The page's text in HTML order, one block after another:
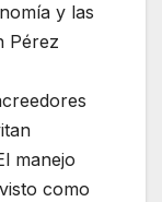
y las
Pérez
manejo
como